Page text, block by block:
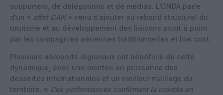
supporters, de délégations et de médias. L’ONDA parle
d’un « effet CAN» venu s’ajouter au rebond structurel du
tourisme et au développement des liaisons point à point
par les compagnies aériennes traditionnelles et low cost.
Plusieurs aéroports régionaux ont bénéficié de cette
dynamique, avec une montée en puissance des
dessertes internationales et un meilleur maillage du
territoire. « Ces performances confirment la montée en